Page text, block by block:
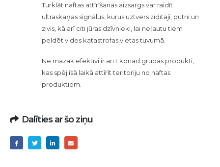
Turklāt naftas attīrīšanas aizsargs var raidīt
ultraskaņas signālus, kurus uztvers zīdītāji, putni un
zivis, kā arī citi jūras dzīvnieki, lai neļautu tiem
peldēt vides katastrofas vietas tuvumā.
Ne mazāk efektīvi ir arī Ekonad grupas produkti,
kas spēj īsā laikā attīrīt teritoriju no naftas
produktiem.
Dalīties ar šo ziņu